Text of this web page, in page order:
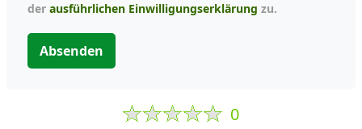
der ausführlichen Einwilligungserklärung zu.
Absenden
0